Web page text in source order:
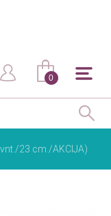
0
23 cm./AKCIJA)